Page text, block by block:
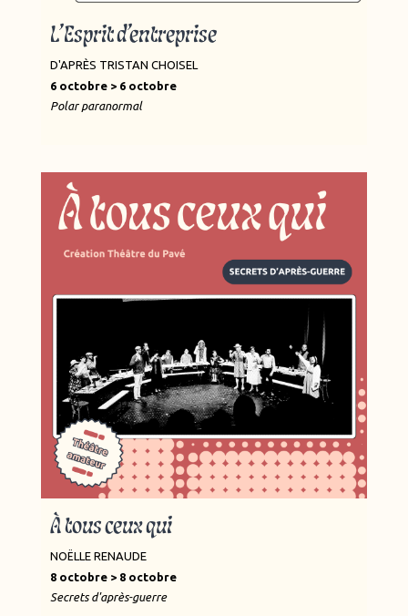
L’Esprit d’entreprise
D'APRÈS TRISTAN CHOISEL
6 octobre > 6 octobre
Polar paranormal
À tous ceux qui
NOËLLE RENAUDE
8 octobre > 8 octobre
Secrets d'après-guerre